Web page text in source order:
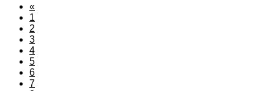
«
1
2
3
4
5
6
7